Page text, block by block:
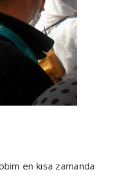
en kısa zamanda